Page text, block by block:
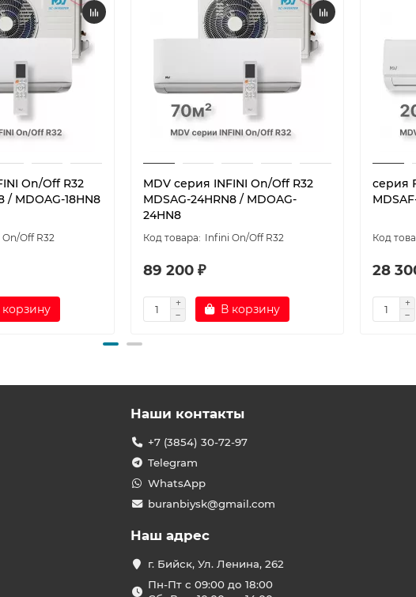
On/Off R32
/ MDOAG-18HN8
Off R32
корзину
MDV серия INFINI On/Off R32
MDSAG-24HRN8 / MDOAG-
24HN8
Infini On/Off R32
89 200 ₽
В корзину
серия
28
Наши контакты
+7 (3854) 30-72-97
Telegram
WhatsApp
buranbiysk@gmail.com
Наш адрес
г. Бийск, Ул. Ленина, 262
Пн-Пт с 09:00 до 18:00